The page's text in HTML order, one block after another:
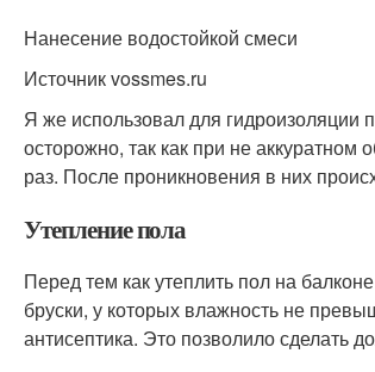
Нанесение водостойкой смеси
Источник vossmes.ru
Я же использовал для
осторожно, так как при не
раз. После проникновения в них
Утепление пола
Перед тем как утеплить пол на
бруски, у которых влажность не
антисептика. Это позволило сделать